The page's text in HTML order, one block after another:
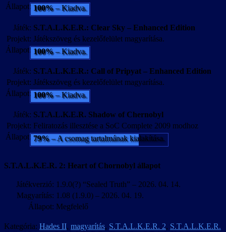
Állapot: 100%– Kiadva.
Játék: S.T.A.L.K.E.R.: Clear Sky – Enhanced Edition
Projekt: Játékszöveg és kezelőfelület magyarítása.
Állapot: 100%– Kiadva.
Játék: S.T.A.L.K.E.R.: Call of Pripyat – Enhanced Edition
Projekt: Játékszöveg és kezelőfelület magyarítása.
Állapot: 100%– Kiadva.
Játék: S.T.A.L.K.E.R. Shadow of Chernobyl
Projekt: Feliratozás illesztése a SoC Complete 2009 modhoz
Állapot: 79%– A csomag tartalmának kialakítása.
S.T.A.L.K.E.R. 2: Heart of Chornobyl állapot
Játékverzió: 1.9.0(?) “Sealed Truth” – 2026. 04. 14.
Magyarítás: 1.08 (1.9.0) – 2026. 04. 19.
Állapot: Megfelelő
Kategória: Hades II, magyarítás, S.T.A.L.K.E.R. 2, S.T.A.L.K.E.R.